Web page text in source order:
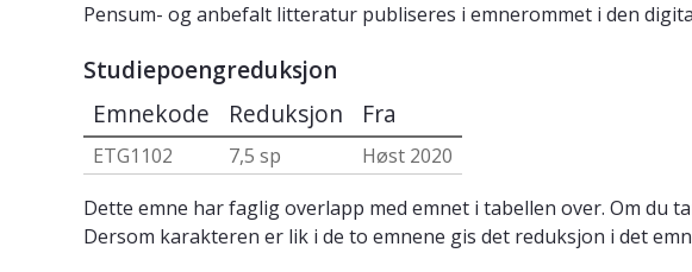
Pensum- og anbefalt litteratur publiseres i emnerommet i den
Studiepoengreduksjon
Emnekode Reduksjon Fra
ETG1102 7,5 sp
Høst 2020
Dette emne har faglig overlapp med emnet i tabellen over. Om
Dersom karakteren er lik i de to emnene gis det reduksjon i det